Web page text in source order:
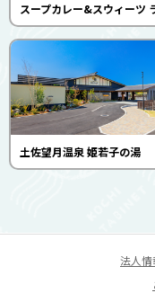
土佐望月温泉 姫若子の湯
法人情